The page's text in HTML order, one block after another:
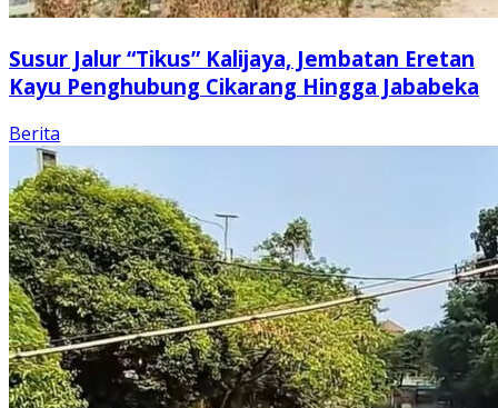
Susur Jalur “Tikus” Kalijaya, Jembatan Eretan
Kayu Penghubung Cikarang Hingga Jababeka
Berita